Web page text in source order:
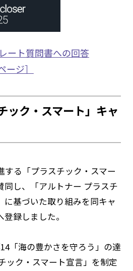
ート質問書への回答
ージ］
ック・スマート」キャ
する「プラスチック・スマー
同し、「アルトナー プラスチ
に基づいた取り組みを同キャ
録しました。
「海の豊かさを守ろう」の達
ック・スマート宣言」を制定